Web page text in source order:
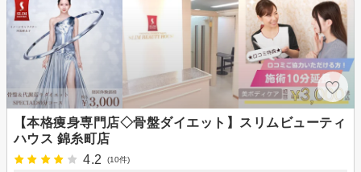
【本格痩身専門店◇骨盤ダイエット】スリムビューティ
ハウス 錦糸町店
4.2
(10件)